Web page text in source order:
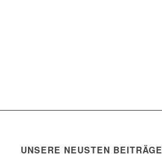
UNSERE NEUSTEN BEITRÄGE